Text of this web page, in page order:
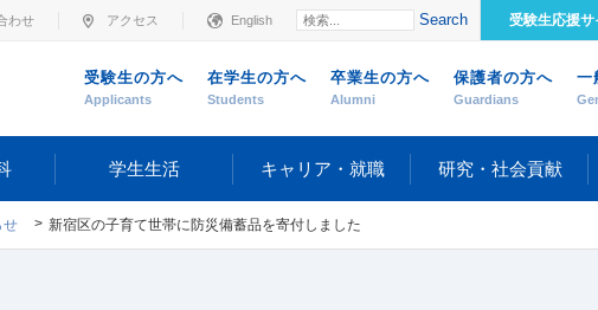
わせ アクセス English Search 受験生応援サ
受験生の方へ
Applicants
在学生の方へ
Students
卒業生の方へ
Alumni
保護者の方へ
Guardians
一
学生生活 キャリア・就職 研究・社会貢献
せ 新宿区の子育て世帯に防災備蓄品を寄付しました